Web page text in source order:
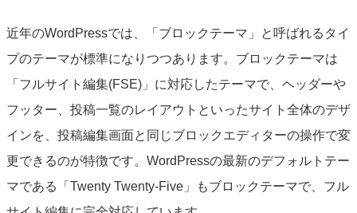
近年のWordPressでは、「ブロックテーマ」と呼ばれるタイ
プのテーマが標準になりつつあります。ブロックテーマは
「フルサイト編集(FSE)」に対応したテーマで、ヘッダーや
フッター、投稿一覧のレイアウトといったサイト全体のデザ
インを、投稿編集画面と同じブロックエディターの操作で変
更できるのが特徴です。WordPressの最新のデフォルトテー
マである「Twenty Twenty-Five」もブロックテーマで、フル